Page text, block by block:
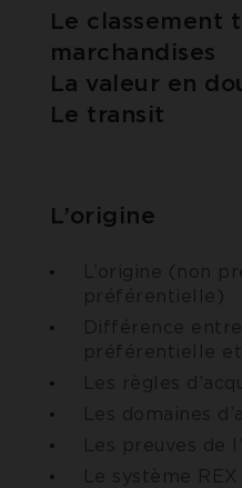
Le classement
marchandises
La valeur en
Le transit
L’origine
L’origine (non
préférentielle)
Différence
préférentielle
Les règles
Les domaines
Les preuves de
Le système REX